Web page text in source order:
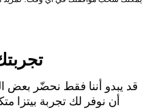
قد يبدو أننا فقط نحضّر بعض
أن نوفر لك تجربة بيتزا